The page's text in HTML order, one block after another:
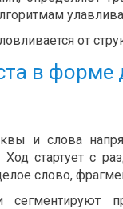
от
в
и слова
Ход стартует с
слово,